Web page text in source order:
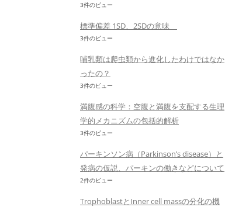
3件のビュー
標準偏差 1SD、2SDの意味
3件のビュー
哺乳類は爬虫類から進化したわけではなか
ったの？
3件のビュー
満腹感の科学：空腹と満腹を支配する生理
学的メカニズムの包括的解析
3件のビュー
パーキンソン病（Parkinson’s disease）と
発病の仮説、パーキンの働きなどについて
2件のビュー
TrophoblastとInner cell massの分化の機